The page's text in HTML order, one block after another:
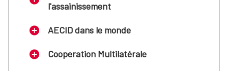
LA SALLE CENTRO
UNIVERSITARIO
UNIVERSITARIO
pcarreras@fogm.es
l'assainissement
AECID dans le monde
Cooperation Multilatérale